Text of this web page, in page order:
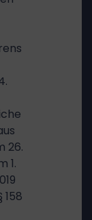
26.
1.